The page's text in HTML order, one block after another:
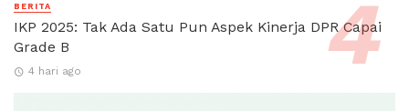
BERITA
IKP 2025: Tak Ada Satu Pun Aspek Kinerja DPR Capai
Grade B
4 hari ago